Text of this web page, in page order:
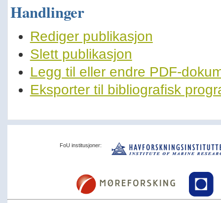
Handlinger
Rediger publikasjon
Slett publikasjon
Legg til eller endre PDF-
Eksporter til bibliografisk
FoU institusjoner: